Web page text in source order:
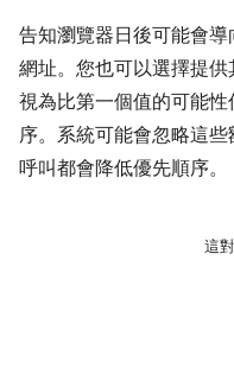
告知瀏覽器日後可能會
網址。您也可以選擇提
視為比第一個值的可能
序。系統可能會忽略這
呼叫都會降低優先順序。
這